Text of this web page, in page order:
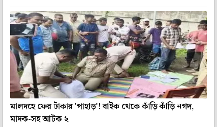
মালদহে ফের টাকার 'পাহাড়'! বাইক থেকে কাঁড়ি কাঁড়ি নগদ,
মাদক-সহ আটক ২